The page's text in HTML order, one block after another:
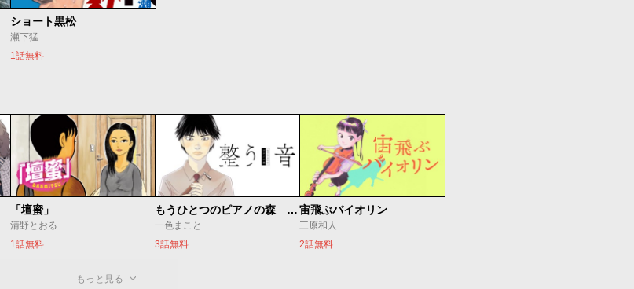
ショート黒松
瀬下猛
1話無料
「壇蜜」
清野とおる
1話無料
もうひとつのピアノの森 整う音
一色まこと
3話無料
宙飛ぶバイオリン
三原和人
2話無料
もっと見る